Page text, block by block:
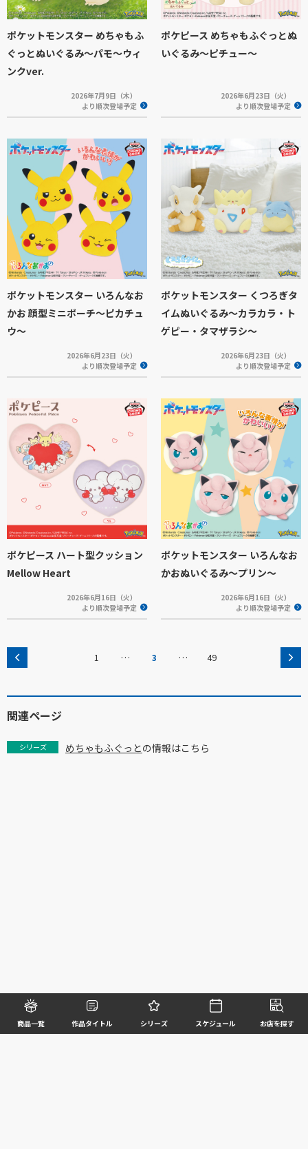
商品一覧 作品タイトル シリーズ スケジュール お店を探す
ポケットモンスター めちゃもふ
ぐっとぬいぐるみ～パモ～ウィ
ンクver.
2026年7月9日（木）
より順次登場予定
ポケピース めちゃもふぐっとぬ
いぐるみ～ピチュー～
2026年6月23日（火）
より順次登場予定
ポケットモンスター いろんなお
かお 顔型ミニポーチ～ピカチュ
ウ～
2026年6月23日（火）
より順次登場予定
ポケットモンスター くつろぎタ
イムぬいぐるみ～カラカラ・ト
ゲピー・タマザラシ～
2026年6月23日（火）
より順次登場予定
ポケピース ハート型クッション
Mellow Heart
2026年6月16日（火）
より順次登場予定
ポケットモンスター いろんなお
かおぬいぐるみ～プリン～
2026年6月16日（火）
より順次登場予定
1 … 3 … 49
関連ページ
シリーズ めちゃもふぐっとの情報はこちら